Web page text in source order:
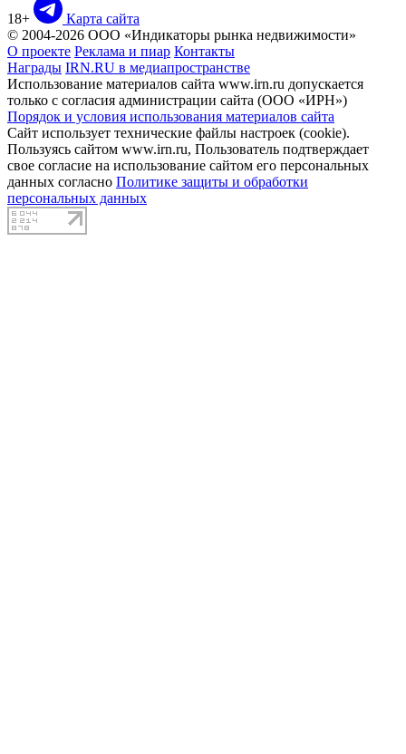
18+
Карта сайта
© 2004-2026 ООО «Индикаторы рынка недвижимости»
О проекте Реклама и пиар Контакты
Награды IRN.RU в медиапространстве
Использование материалов сайта www.irn.ru допускается
только с согласия администрации сайта (ООО «ИРН»)
Порядок и условия использования материалов сайта
Сайт использует технические файлы настроек (cookie).
Пользуясь сайтом www.irn.ru, Пользователь подтверждает
свое согласие на использование сайтом его персональных
данных согласно Политике защиты и обработки
персональных данных